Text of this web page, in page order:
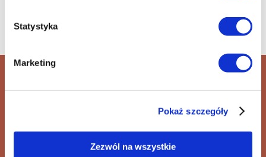
Statystyka
Marketing
Pokaż szczegóły
Zezwól na wszystkie
informacja@ec1lodz.pl